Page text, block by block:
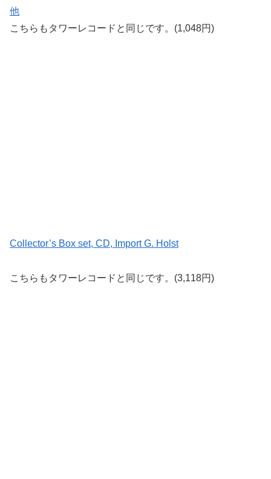
他
こちらもタワーレコードと同じです。(1,048円)
Collector’s Box set, CD, Import G. Holst
こちらもタワーレコードと同じです。(3,118円)